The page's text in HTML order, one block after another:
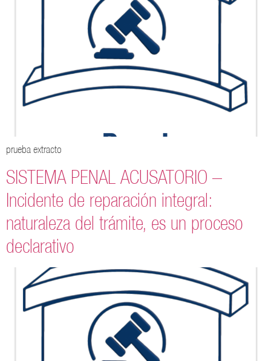
prueba extracto
SISTEMA PENAL ACUSATORIO –
Incidente de reparación integral:
naturaleza del trámite, es un proceso
declarativo